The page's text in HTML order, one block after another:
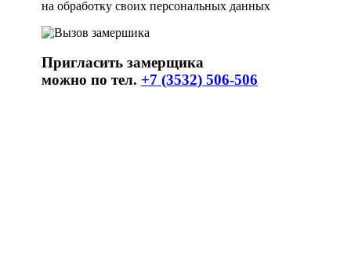
на обработку своих персональных данных
Пригласить замерщика
можно по тел. +7 (3532) 506-506